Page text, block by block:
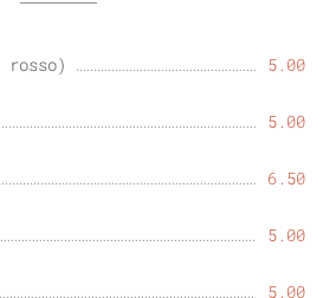
5.00
5.00
6.50
5.00
5.00